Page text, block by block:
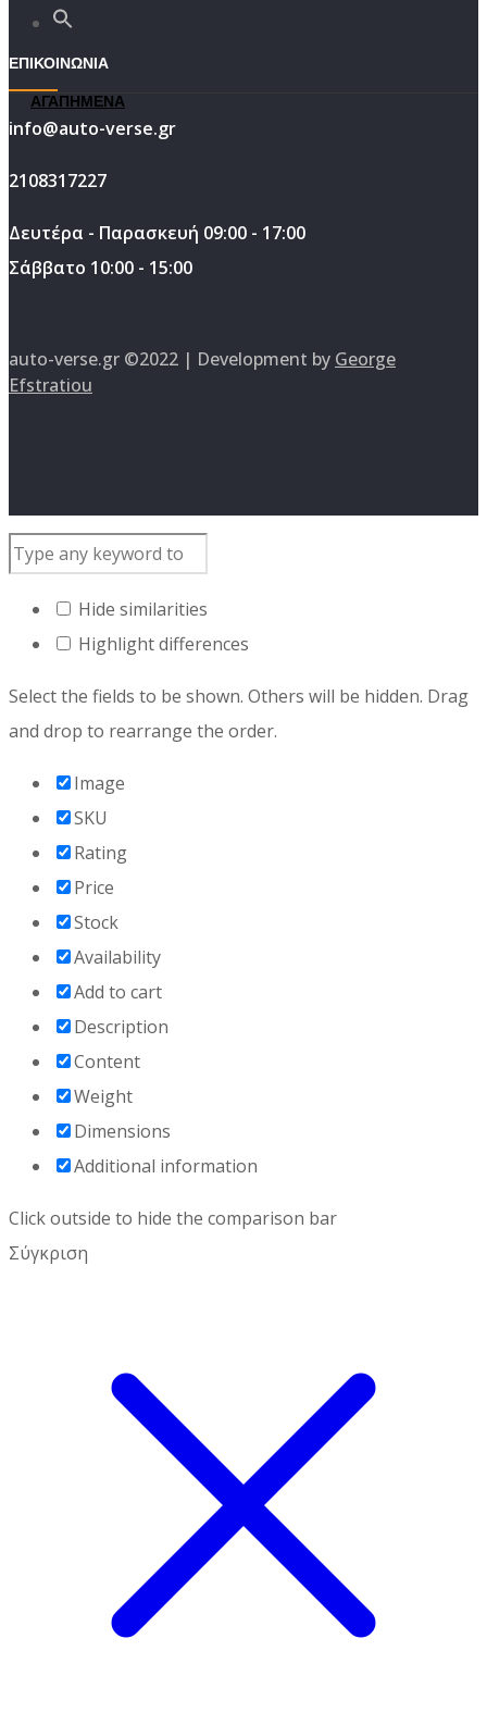
ΑΓΑΠΗΜΕΝΑ
ΕΠΙΚΟΙΝΩΝΙΑ
info@auto-verse.gr
2108317227
Δευτέρα - Παρασκευή 09:00 - 17:00
Σάββατο 10:00 - 15:00
auto-verse.gr ©2022 | Development by George
Efstratiou
Hide similarities
Highlight differences
Select the fields to be shown. Others will be hidden. Drag
and drop to rearrange the order.
Image
SKU
Rating
Price
Stock
Availability
Add to cart
Description
Content
Weight
Dimensions
Additional information
Click outside to hide the comparison bar
Σύγκριση